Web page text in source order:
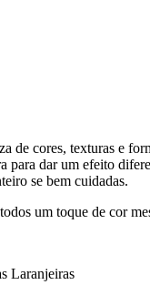
de cores, texturas e
para dar um efeito
se bem cuidadas.
um toque de cor
Laranjeiras